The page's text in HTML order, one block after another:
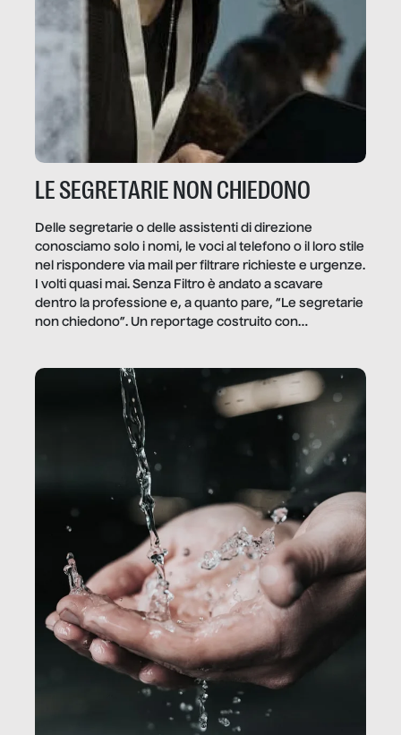
LE SEGRETARIE NON CHIEDONO
Delle segretarie o delle assistenti di direzione
conosciamo solo i nomi, le voci al telefono o il loro stile
nel rispondere via mail per filtrare richieste e urgenze.
I volti quasi mai. Senza Filtro è andato a scavare
dentro la professione e, a quanto pare, “Le segretarie
non chiedono”. Un reportage costruito con